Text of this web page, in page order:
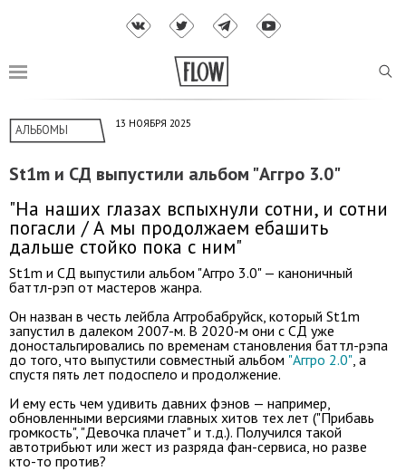
АЛЬБОМЫ 13 НОЯБРЯ 2025
St1m и СД выпустили альбом "Аггро 3.0"
"На наших глазах вспыхнули сотни, и сотни
погасли / А мы продолжаем ебашить
дальше стойко пока с ним"
St1m и СД выпустили альбом "Аггро 3.0" — каноничный
баттл-рэп от мастеров жанра.
Он назван в честь лейбла Аггробабруйск, который St1m
запустил в далеком 2007-м. В 2020-м они с СД уже
доностальгировались по временам становления баттл-рэпа
до того, что выпустили совместный альбом "Аггро 2.0" , а
спустя пять лет подоспело и продолжение.
И ему есть чем удивить давних фэнов — например,
обновленными версиями главных хитов тех лет ("Прибавь
громкость", "Девочка плачет" и т.д.). Получился такой
автотрибьют или жест из разряда фан-сервиса, но разве
кто-то против?